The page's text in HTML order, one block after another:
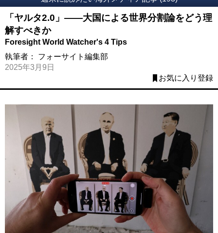
「ヤルタ2.0」――大国による世界分割論をどう理
解すべきか
Foresight World Watcher's 4 Tips
執筆者： フォーサイト編集部
2025年3月9日
お気に入り登録